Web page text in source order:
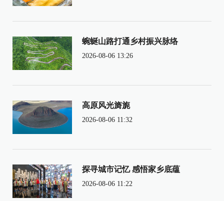
蜿蜒山路打通乡村振兴脉络
2026-08-06 13:26
高原风光旖旎
2026-08-06 11:32
探寻城市记忆 感悟家乡底蕴
2026-08-06 11:22